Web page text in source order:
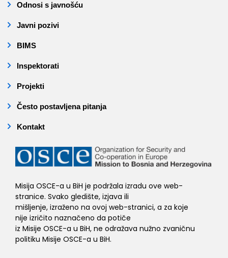
Odnosi s javnošću
Javni pozivi
BIMS
Inspektorati
Projekti
Često postavljena pitanja
Kontakt
Misija OSCE-a u BiH je podržala izradu ove web-
stranice. Svako gledište, izjava ili
mišljenje, izraženo na ovoj web-stranici, a za koje
nije izričito naznačeno da potiče
iz Misije OSCE-a u BiH, ne odražava nužno zvaničnu
politiku Misije OSCE-a u BiH.